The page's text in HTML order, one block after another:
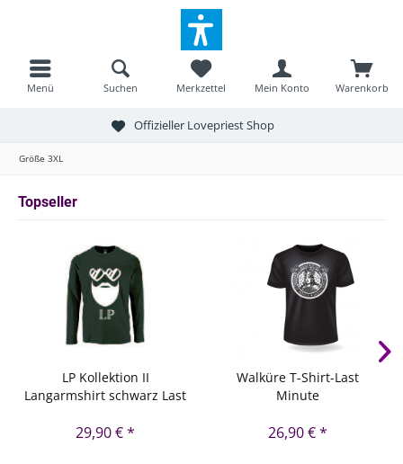
Menü Warenkorb
Merkzettel Mein Konto
Suchen
Offizieller Lovepriest Shop
Größe 3XL
Topseller
LP Kollektion II
Langarmshirt schwarz Last
29,90 € *
Walküre T-Shirt-Last
Minute
26,90 € *